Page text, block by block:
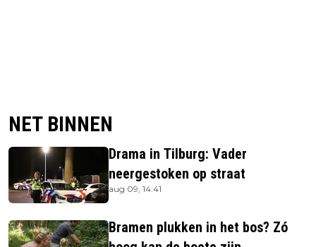
NET BINNEN
Drama in Tilburg: Vader
neergestoken op straat
aug 09, 14:41
Bramen plukken in het bos? Zó